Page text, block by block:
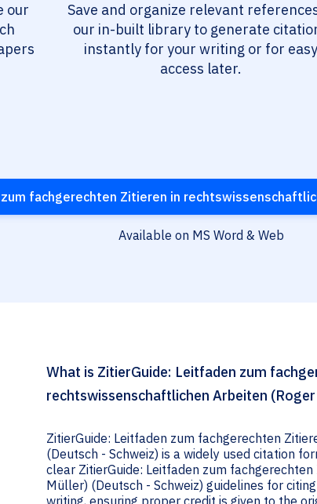
our
Save and organize relevant
our in-built library to generate
instantly for your writing or for easy
access later.
fachgerechten Zitieren in
Available on MS Word & Web
What is ZitierGuide: Leitfaden zum
rechtswissenschaftlichen Arbeiten
ZitierGuide: Leitfaden zum fachgerechten
(Deutsch - Schweiz) is a widely used citation
clear ZitierGuide: Leitfaden zum
Müller) (Deutsch - Schweiz) guidelines for